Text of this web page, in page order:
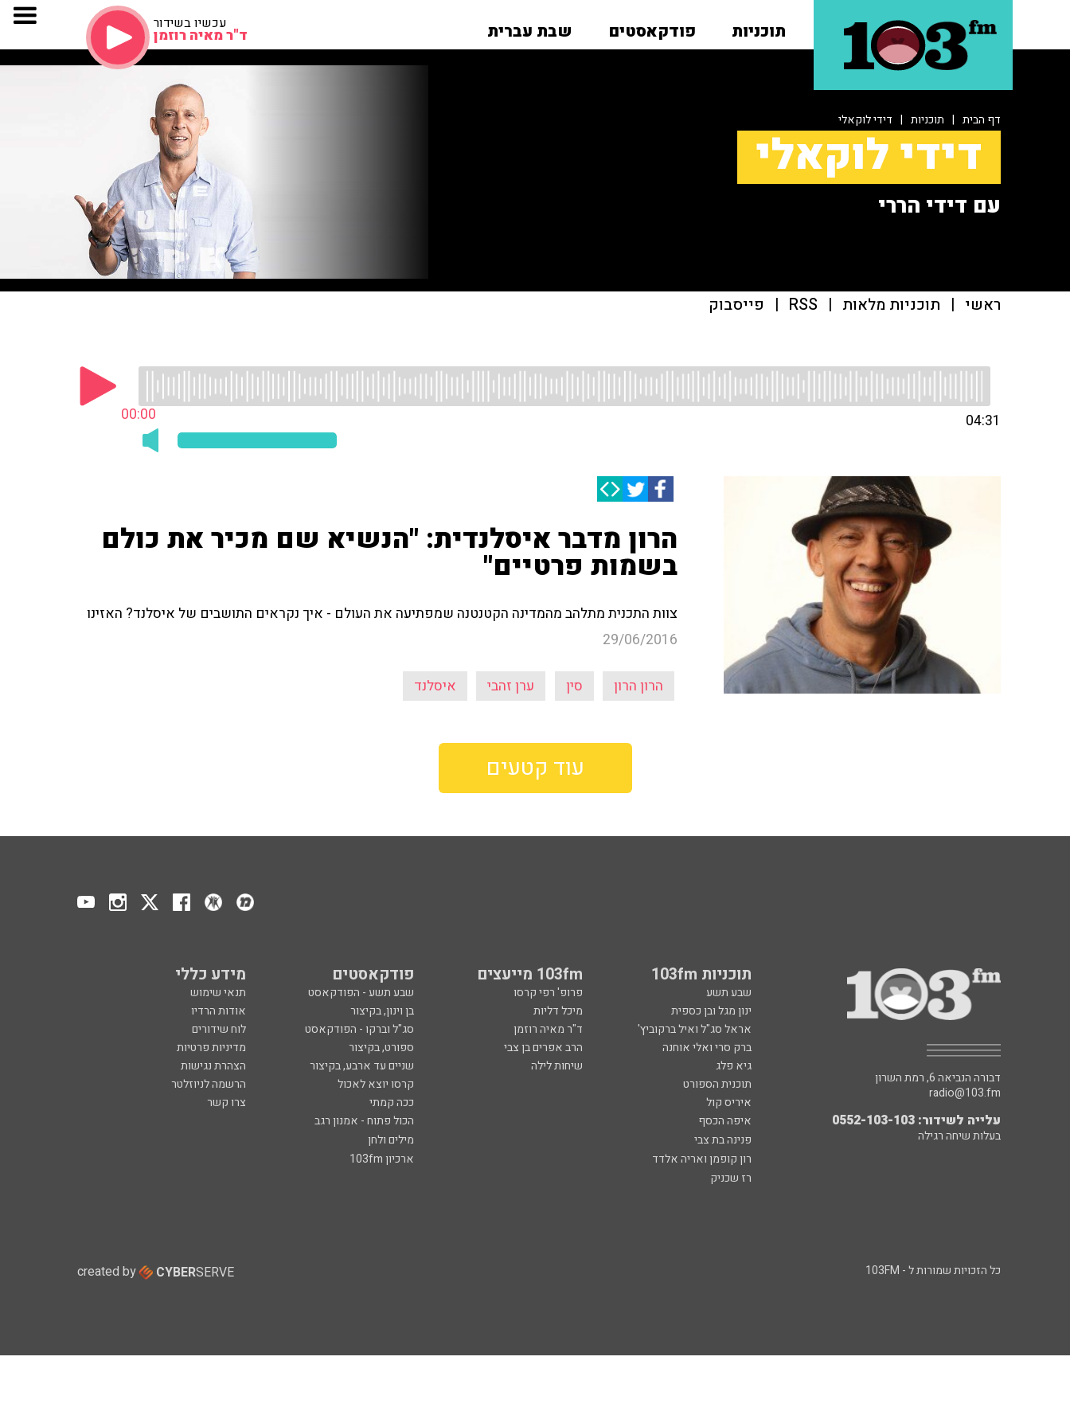
תוכניות פודקאסטים שבת עברית עכשיו בשידור
ד"ר מאיה רוזמן
דף הבית | תוכניות | דידי לוקאלי
דידי לוקאלי
עם דידי הררי
ראשי | תוכניות מלאות |
RSS
| פייסבוק
00:00 04:31
הרון מדבר איסלנדית: "הנשיא שם מכיר את כולם
בשמות פרטיים"
צוות התכנית מתלהב מהמדינה הקטנטנה שמפתיעה את העולם - איך נקראים התושבים של איסלנד? האזינו
29/06/2016
הרון הרון סין ערן זהבי איסלנד
עוד קטעים
תוכניות 103fm 103fm מייעצים פודקאסטים מידע כללי
שבע תשע פרופ' רפי קרסו שבע תשע - הפודקאסט
תנאי שימוש
ינון מגל ובן כספית
מיכל דליות בן וינון, בקיצור
אודות הרדיו
אראל סג"ל ואיל ברקוביץ'
ד"ר מאיה רוזמן סג"ל וברקו - הפודקאסט
לוח שידורים
ברק סרי ואלי אוחנה
הרב אפרים בן צבי ספורט, בקיצור
מדיניות פרטיות
גיא פלג
שיחות לילה שניים עד ארבע, בקיצור
הצהרת נגישות
תוכנית הספורט
קרסו יוצא לאכול
הרשמה לניוזלטר
איריס קול
ככה קמתי
צרו קשר
איפה הכסף
הכול פתוח - אמנון רגב
פנינה בת צבי
מילים ולחן
רון קופמן ואריה אלדד
ארכיון 103fm
רז שכניק
דבורה הנביאה 6, רמת השרון
radio@103.fm
עלייה לשידור: 0552-103-103
בעלות שיחה רגילה
כל הזכויות שמורות ל - 103FM created by CYBERSERVE